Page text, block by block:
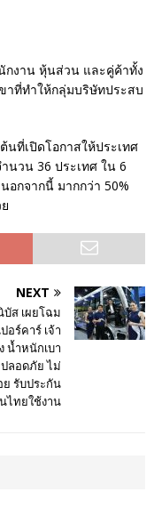
กงาน หุ้นส่วน และคู่ค้าทั้ง
าที่ทำให้กลุ่มบริษัทประสบ
นที่เปิดโอกาสให้ประเทศ
นวน 36 ประเทศ ใน 6
กจากนี้ มากกว่า 50%
NEXT
บัส เผยโฉม
อร์คาร์ เจ้า
น้ำหนักเบา
ลอดภัย ไม่
ย รับประกัน
ไทยใช้งาน